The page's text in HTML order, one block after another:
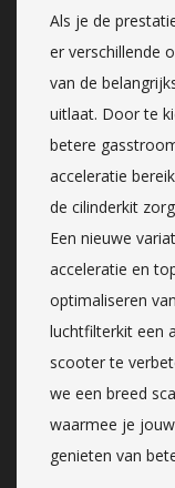
Als je de
er verschillende
van de
uitlaat. Door te
betere
acceleratie
de cilinderkit
Een nieuwe
acceleratie en
optimaliseren
luchtfilterkit een
scooter te
we een breed
waarmee je
genieten van